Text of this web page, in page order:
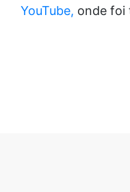
YouTube, onde foi